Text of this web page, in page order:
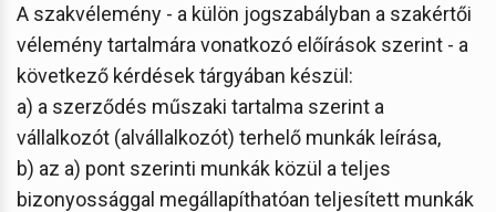
A szakvélemény - a külön jogszabályban a szakértői
vélemény tartalmára vonatkozó előírások szerint - a
következő kérdések tárgyában készül:
a) a szerződés műszaki tartalma szerint a
vállalkozót (alvállalkozót) terhelő munkák leírása,
b) az a) pont szerinti munkák közül a teljes
bizonyossággal megállapíthatóan teljesített munkák